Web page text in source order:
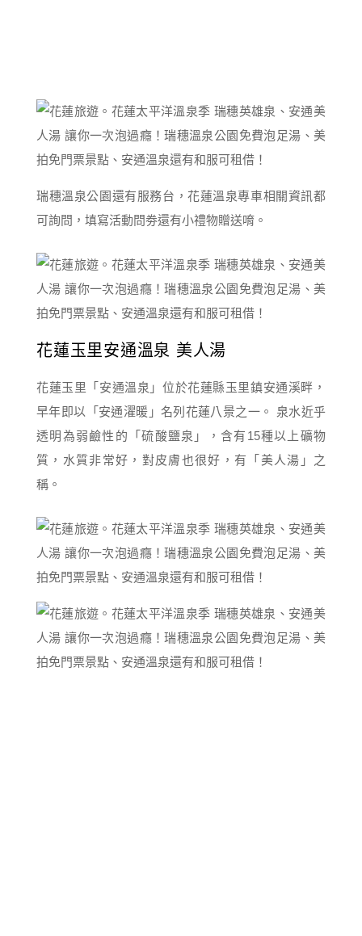
瑞穗溫泉公園還有服務台，花蓮溫泉專車相關資訊都
可詢問，填寫活動問劵還有小禮物贈送唷。
花蓮玉里安通溫泉 美人湯
花蓮玉里「安通溫泉」位於花蓮縣玉里鎮安通溪畔，
早年即以「安通濯暖」名列花蓮八景之一。 泉水近乎
透明為弱鹼性的「硫酸鹽泉」，含有15種以上礦物
質，水質非常好，對皮膚也很好，有「美人湯」之
稱。